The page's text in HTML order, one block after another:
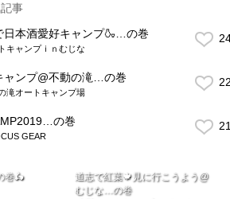
事
日本酒愛好キャンプ🍶…の巻
キャンプｉｎむじな
ャンプ@不動の滝…の巻
滝オートキャンプ場
の巻
GEAR
巻🛵
道志で紅葉🍁見に行こうよう@
むじな…の巻